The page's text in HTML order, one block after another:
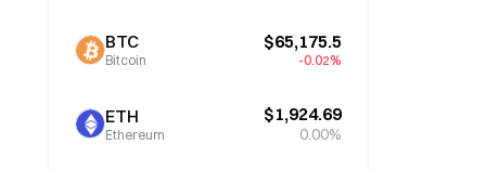
BTC
Bitcoin
$65,175.5
-0.02%
ETH
Ethereum
$1,924.69
0.00%